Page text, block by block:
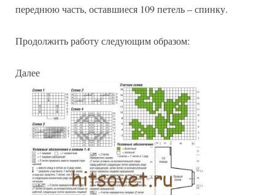
переднюю часть, оставшиеся 109 петель – спинку.
Продолжить работу следующим образом:
Далее